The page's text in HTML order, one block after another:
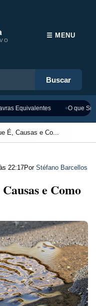
Buscar
☰ MENU
Equivalentes O que
É, Causas e Co...
22:17Por Stéfano Barcellos
e Como